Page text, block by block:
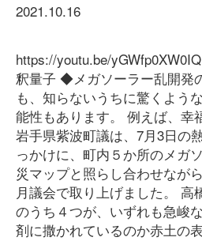
2021.10.16
https://youtu.be/
釈量子 ◆メガソーラー乱開発
も、知らないうちに驚くよう
能性もあります。 例えば、幸
岩手県紫波町議は、7月3日の
っかけに、町内５か所のメガ
災マップと照らし合わせなが
月議会で取り上げました。 高
のうち４つが、いずれも急峻
剤に撒かれているのか赤土の